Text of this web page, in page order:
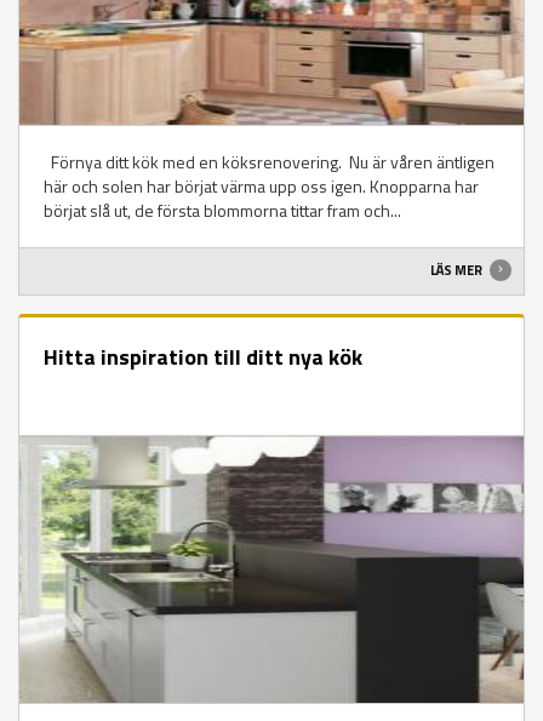
Förnya ditt kök med en köksrenovering. Nu är våren äntligen
här och solen har börjat värma upp oss igen. Knopparna har
börjat slå ut, de första blommorna tittar fram och...
LÄS MER
Hitta inspiration till ditt nya kök